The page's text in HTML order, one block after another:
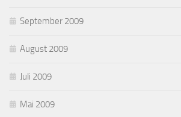
September 2009
August 2009
Juli 2009
Mai 2009